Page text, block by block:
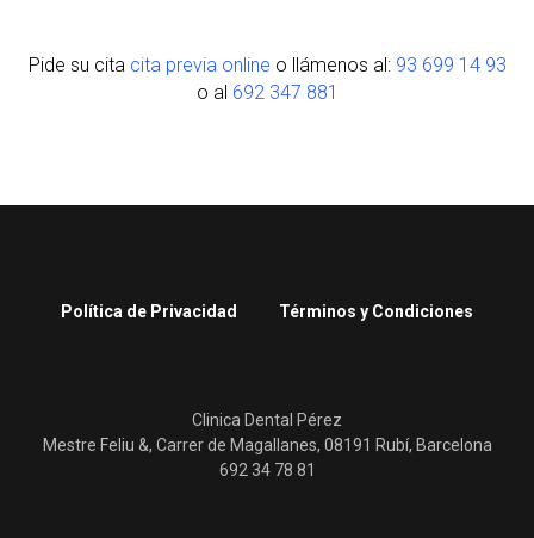
Pide su cita cita previa online o llámenos al: 93 699 14 93
o al 692 347 881
Política de Privacidad Términos y Condiciones
Clinica Dental Pérez
Mestre Feliu &, Carrer de Magallanes, 08191 Rubí, Barcelona
692 34 78 81